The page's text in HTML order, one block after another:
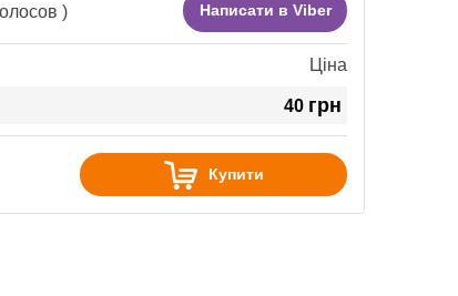
) Написати в Viber
Ціна
40 грн
Купити